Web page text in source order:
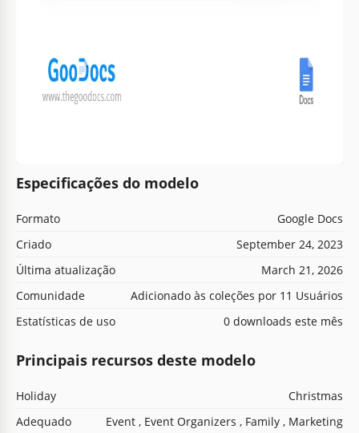
Especificações do modelo
Formato
Google Docs
Criado
September 24, 2023
Última atualização
March 21, 2026
Comunidade
Adicionado às coleções por 11 Usuários
Estatísticas de uso
0 downloads este mês
Principais recursos deste modelo
Holiday
Christmas
Adequado
Event , Event Organizers , Family , Marketing